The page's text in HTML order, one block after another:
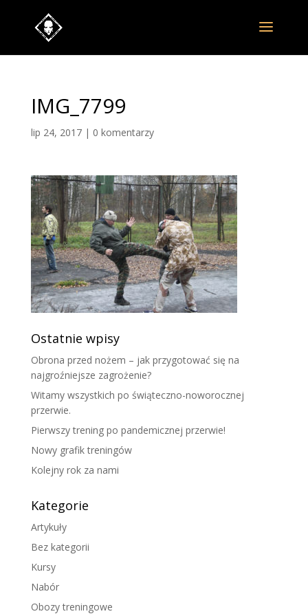
IMG_7799
lip 24, 2017| 0 komentarzy
Ostatnie wpisy
Obrona przed nożem – jak przygotować się na
najgroźniejsze zagrożenie?
Witamy wszystkich po świąteczno-noworocznej
przerwie.
Pierwszy trening po pandemicznej przerwie!
Nowy grafik treningów
Kolejny rok za nami
Kategorie
Artykuły
Bez kategorii
Kursy
Nabór
Obozy treningowe